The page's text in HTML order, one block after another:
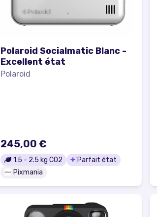
Polaroid Socialmatic Blanc -
Excellent état
Polaroid
245,00 €
1.5 - 2.5 kg CO2
Parfait état
Pixmania